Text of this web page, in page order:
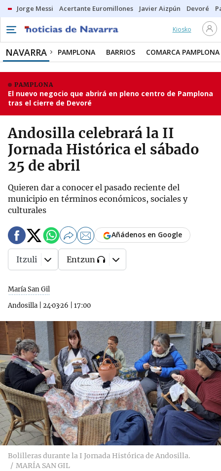
Jorge Messi Acertante Euromillones Javier Aizpún Devoré
Kiosko
NAVARRA PAMPLONA BARRIOS COMARCA PAMPLONA
PAMPLONA
El nuevo negocio que abrirá en pleno centro de Pamplona
tras el cierre de Devoré
Andosilla celebrará la II
Jornada Histórica el sábado
25 de abril
Quieren dar a conocer el pasado reciente del
municipio en términos económicos, sociales y
culturales
María San Gil
Andosilla
24·03·26 17:00
Añádenos en Google
Itzuli Entzun
Bolilleras durante la I Jornada Histórica de Andosilla.
MARÍA SAN GIL